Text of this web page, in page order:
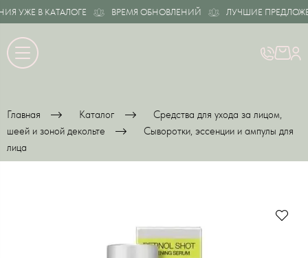
УЖЕ В КАТАЛОГЕ ВРЕМЯ ОБНОВЛЕНИЙ ЛУЧШИЕ
Главная Каталог
Средства для ухода за лицом,
шеей и зоной декольте
Сыворотки, эссенции и ампулы для
лица